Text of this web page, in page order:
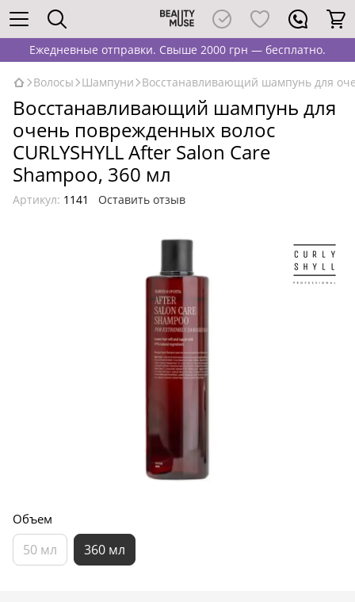
Ежедневные отправки. Свыше 2000 грн — бесплатно.
Волосы Шампуни Восстанавливающий шампунь для
Восстанавливающий шампунь для
очень поврежденных волос
CURLYSHYLL After Salon Care
Shampoo, 360 мл
Артикул: 1141 Оставить отзыв
Объем
50 мл 360 мл